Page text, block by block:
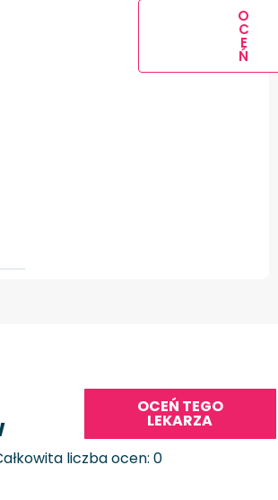
O
C
E
Ń
OCEŃ TEGO
LEKARZA
liczba ocen: 0